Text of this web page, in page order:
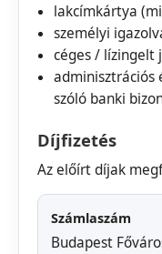
lakcímkártya
személyi
céges / lízingelt
adminisztrációs
szóló banki
Díjfizetés
Az előírt díjak
Számlaszám
Budapest